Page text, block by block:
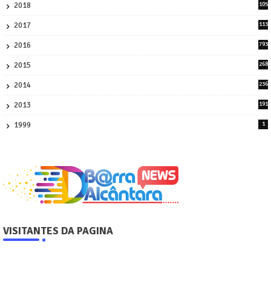
2018
105
2017
113
2016
793
2015
268
2014
236
2013
191
1999 1
VISITANTES DA PAGINA